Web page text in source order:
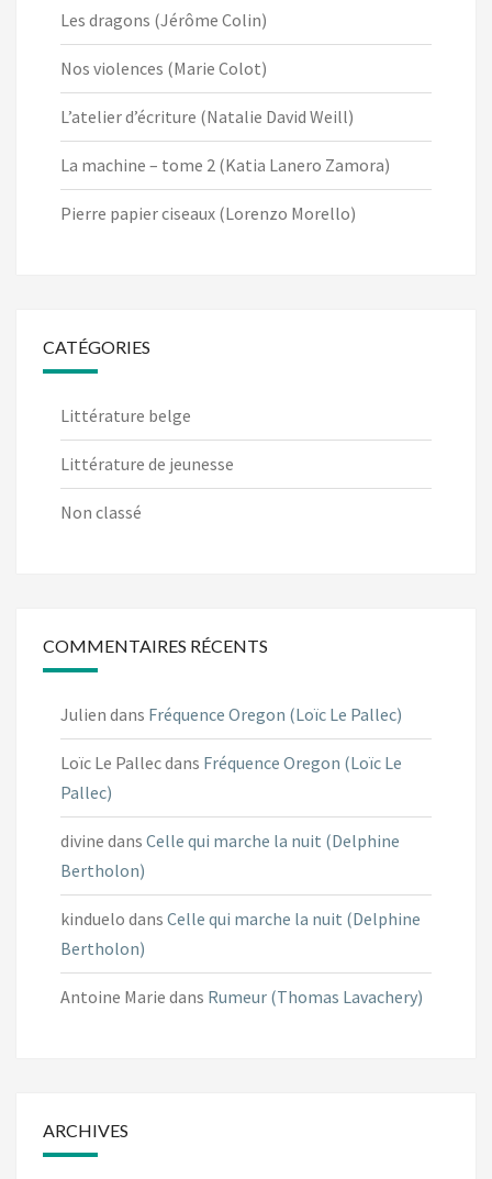
Les dragons (Jérôme Colin)
Nos violences (Marie Colot)
L’atelier d’écriture (Natalie David Weill)
La machine – tome 2 (Katia Lanero Zamora)
Pierre papier ciseaux (Lorenzo Morello)
CATÉGORIES
Littérature belge
Littérature de jeunesse
Non classé
COMMENTAIRES RÉCENTS
Julien dans Fréquence Oregon (Loïc Le Pallec)
Loïc Le Pallecdans Fréquence Oregon (Loïc Le
Pallec)
divine dans Celle qui marche la nuit (Delphine
Bertholon)
kinduelo dans Celle qui marche la nuit (Delphine
Bertholon)
Antoine Marie dans Rumeur (Thomas Lavachery)
ARCHIVES